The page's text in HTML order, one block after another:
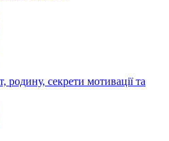
родину, секрети мотивації та